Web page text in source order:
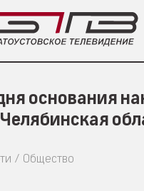
основания
Общество